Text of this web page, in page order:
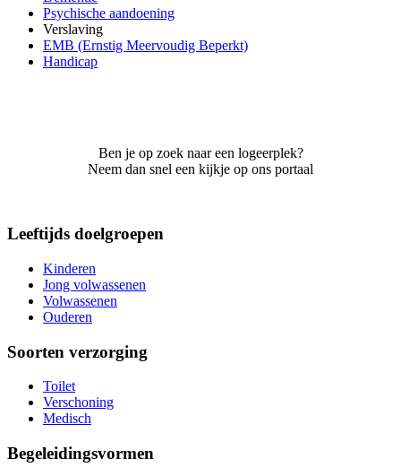
Psychische aandoening
Verslaving
EMB (Ernstig Meervoudig Beperkt)
Handicap
Ben je op zoek naar een logeerplek?
Neem dan snel een kijkje op ons portaal
Leeftijds doelgroepen
Kinderen
Jong volwassenen
Volwassenen
Ouderen
Soorten verzorging
Toilet
Verschoning
Medisch
Begeleidingsvormen